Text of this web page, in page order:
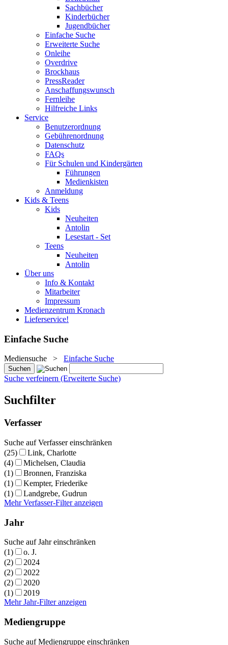
Sachbücher
Kinderbücher
Jugendbücher
Einfache Suche
Erweiterte Suche
Onleihe
Overdrive
Brockhaus
PressReader
Anschaffungswunsch
Fernleihe
Hilfreiche Links
Service
Benutzerordnung
Gebührenordnung
Datenschutz
FAQs
Für Schulen und Kindergärten
Führungen
Medienkisten
Anmeldung
Kids & Teens
Kids
Neuheiten
Antolin
Lesestart - Set
Teens
Neuheiten
Antolin
Über uns
Info & Kontakt
Mitarbeiter
Impressum
Medienzentrum Kronach
Lieferservice!
Einfache Suche
Mediensuche > Einfache Suche
Suche verfeinern (Erweiterte Suche)
Suchfilter
Verfasser
Suche auf Verfasser einschränken
(25)
Link, Charlotte
(4)
Michelsen, Claudia
(1)
Bronnen, Franziska
(1)
Kempter, Friederike
(1)
Landgrebe, Gudrun
Mehr Verfasser-Filter anzeigen
Jahr
Suche auf Jahr einschränken
(1)
o. J.
(2)
2024
(2)
2022
(2)
2020
(1)
2019
Mehr Jahr-Filter anzeigen
Mediengruppe
Suche auf Mediengruppe einschränken